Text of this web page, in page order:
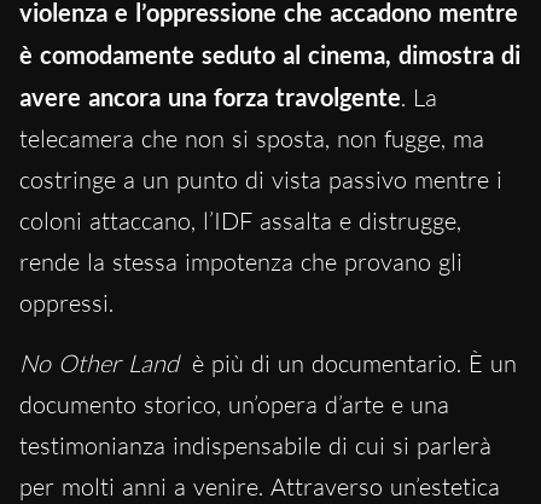
violenza e l’oppressione che accadono mentre
è comodamente seduto al cinema, dimostra di
avere ancora una forza travolgente. La
telecamera che non si sposta, non fugge, ma
costringe a un punto di vista passivo mentre i
coloni attaccano, l’IDF assalta e distrugge,
rende la stessa impotenza che provano gli
oppressi.
No Other Land è più di un documentario. È un
documento storico, un’opera d’arte e una
testimonianza indispensabile di cui si parlerà
per molti anni a venire. Attraverso un’estetica